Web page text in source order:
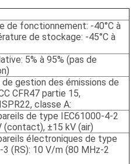
de fonctionnement: -40°C à
de stockage: -45°C à
5% à 95% (pas de
gestion des émissions de
CFR47 partie 15,
classe A:
de type IEC61000-4-2
(contact), ±15 kV (air)
électroniques de type
3 (RS): 10 V/m (80 MHz-2